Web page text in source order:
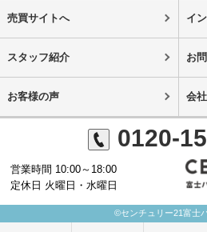
売買サイトへ イ
スタッフ紹介 お
お客様の声 会
0120-
営業時間 10:00～18:00
定休日 火曜日・水曜日
©センチュリー21富士